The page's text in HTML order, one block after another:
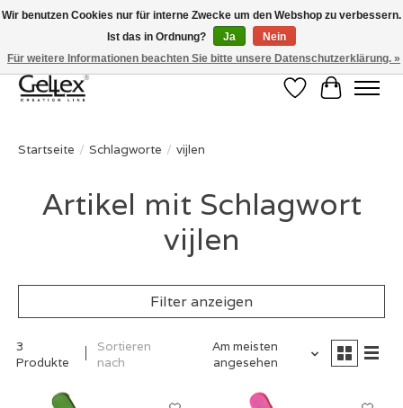
✅ Voor 15:00 besteld, de volgende werkdag in huis! ✅ Gratis verzenden vanaf
€50 ✉info@gellex.nl
Wunschzettel
Ihr
Startseite / Schlagworte / vijlen
Artikel mit Schlagwort
vijlen
Filter anzeigen
3
Produkte
Sortieren
nach
Am meisten
angesehen
Wir benutzen Cookies nur für interne Zwecke um den Webshop zu verbessern.
Ist das in Ordnung?
Ja
Nein
Für weitere Informationen beachten Sie bitte unsere Datenschutzerklärung. »